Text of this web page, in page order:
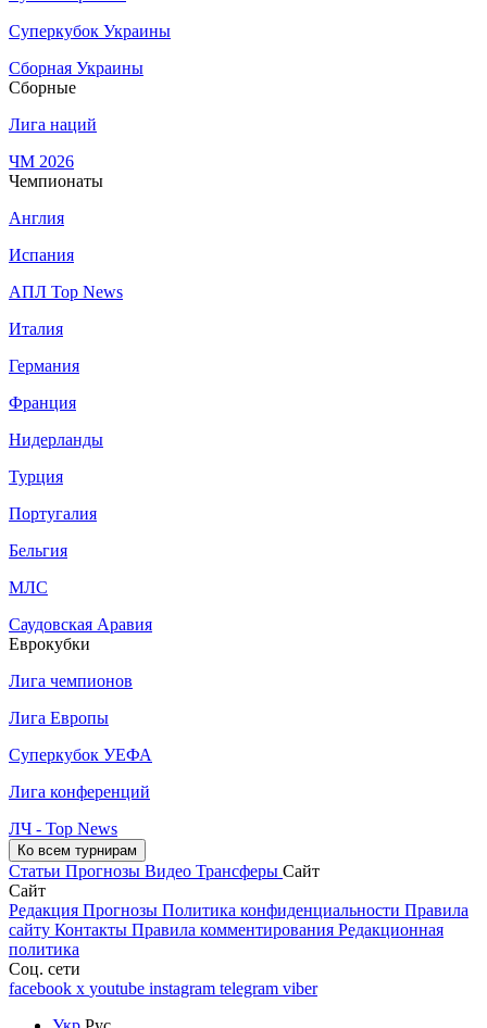
Суперкубок Украины
Сборная Украины
Сборные
Лига наций
ЧМ 2026
Чемпионаты
Англия
Испания
АПЛ Top News
Италия
Германия
Франция
Нидерланды
Турция
Португалия
Бельгия
МЛС
Саудовская Аравия
Еврокубки
Лига чемпионов
Лига Европы
Суперкубок УЕФА
Лига конференций
ЛЧ - Top News
Ко всем турнирам
Статьи Прогнозы Видео Трансферы Сайт
Сайт
Редакция Прогнозы Политика конфиденциальности Правила
сайту Контакты Правила комментирования Редакционная
политика
Соц. сети
facebook x youtube instagram telegram viber